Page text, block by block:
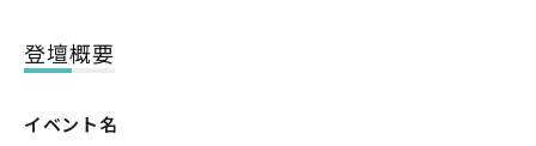
登壇概要
イベント名